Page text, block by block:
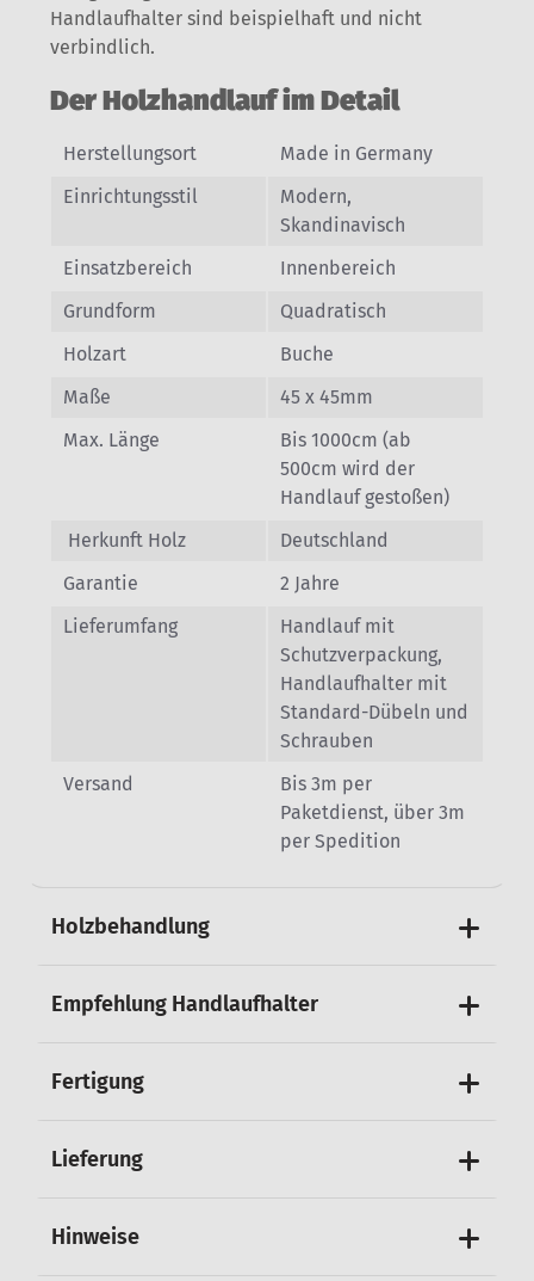
Handlaufhalter sind beispielhaft und nicht
verbindlich.
Der Holzhandlauf im Detail
Herstellungsort
Made in Germany
Einrichtungsstil
Modern,
Skandinavisch
Einsatzbereich
Innenbereich
Grundform
Quadratisch
Holzart
Buche
Maße
45 x 45mm
Max. Länge
Bis 1000cm (ab
500cm wird der
Handlauf gestoßen)
Herkunft Holz
Deutschland
Garantie
2 Jahre
Lieferumfang
Handlauf mit
Schutzverpackung,
Handlaufhalter mit
Standard-Dübeln und
Schrauben
Versand
Bis 3m per
Paketdienst, über 3m
per Spedition
Holzbehandlung
Empfehlung Handlaufhalter
Fertigung
Lieferung
Hinweise